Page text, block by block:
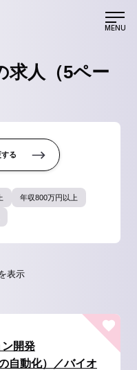
MENU
求人（5ペー
る
年収800万円以上
表示
開発
自動化）／バイオ